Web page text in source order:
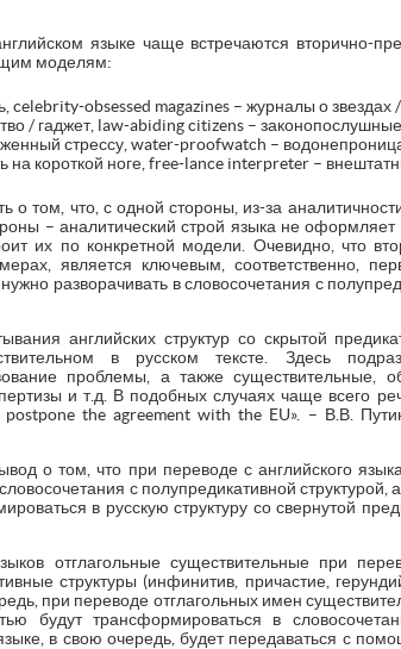
языке чаще встречаются вторично-
моделям:
obsessed magazines – журналы о звездах
/ гаджет, law-abiding citizens –
стрессу, water-proofwatch –
короткой ноге, free-lance interpreter –
том, что, с одной стороны, из-за
– аналитический строй языка не оформляет
их по конкретной модели. Очевидно, что
является ключевым, соответственно,
разворачивать в словосочетания с
английских структур со скрытой
в русском тексте. Здесь
проблемы, а также существительные,
и т.д. В подобных случаях чаще всего
the agreement with the EU». – В.В.
о том, что при переводе с английского
с полупредикативной структурой,
в русскую структуру со свернутой
отглагольные существительные при
структуры (инфинитив, причастие,
при переводе отглагольных имен
будут трансформироваться в
в свою очередь, будет передаваться с